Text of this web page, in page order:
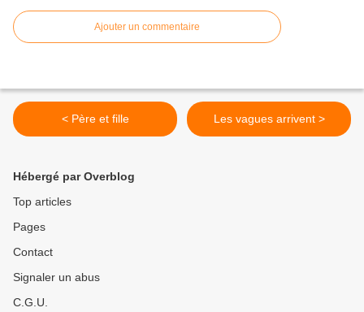
Ajouter un commentaire
< Père et fille Les vagues arrivent >
Hébergé par Overblog
Top articles
Pages
Contact
Signaler un abus
C.G.U.